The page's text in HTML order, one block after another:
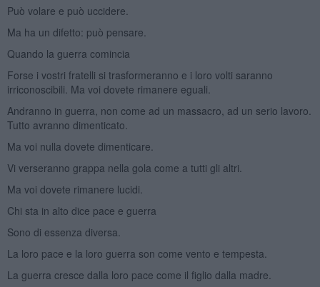
Può volare e può uccidere.
Ma ha un difetto: può pensare.
Quando la guerra comincia
Forse i vostri fratelli si trasformeranno e i loro volti saranno
irriconoscibili. Ma voi dovete rimanere eguali.
Andranno in guerra, non come ad un massacro, ad un serio lavoro.
Tutto avranno dimenticato.
Ma voi nulla dovete dimenticare.
Vi verseranno grappa nella gola come a tutti gli altri.
Ma voi dovete rimanere lucidi.
Chi sta in alto dice pace e guerra
Sono di essenza diversa.
La loro pace e la loro guerra son come vento e tempesta.
La guerra cresce dalla loro pace come il figlio dalla madre.